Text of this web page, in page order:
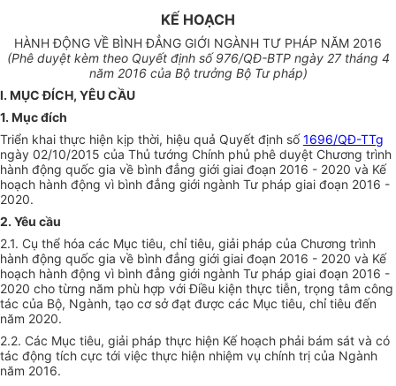
KẾ HOẠCH
HÀNH ĐỘNG VỀ BÌNH ĐẲNG GIỚI NGÀNH TƯ PHÁP NĂM 2016
(Phê duyệt kèm theo Quyết định số 976/QĐ-BTP ngày 27 tháng 4
năm 2016 của Bộ trưởng Bộ Tư pháp)
I. MỤC ĐÍCH, YÊU CẦU
1. Mục đích
Triển khai thực hiện kịp thời, hiệu quả Quyết định số1696/QĐ-TTg
ngày 02/10/2015 của Thủ tướng Chính phủ phê duyệt Chương trình
hành động quốc gia về bình đẳng giới giai đoạn 2016 - 2020 và Kế
hoạch hành động vì bình đẳng giới ngành Tư pháp giai đoạn 2016 -
2020.
2. Yêu cầu
2.1. Cụ thể hóa các Mục tiêu, chỉ tiêu, giải pháp của Chương trình
hành động quốc gia về bình đẳng giới giai đoạn 2016 - 2020 và Kế
hoạch hành động vì bình đẳng giới ngành Tư pháp giai đoạn 2016 -
2020 cho từng năm phù hợp với Điều kiện thực tiễn, trọng tâm công
tác của Bộ, Ngành, tạo cơ sở đạt được các Mục tiêu, chỉ tiêu đến
năm 2020.
2.2. Các Mục tiêu, giải pháp thực hiện Kế hoạch phải bám sát và có
tác động tích cực tới việc thực hiện nhiệm vụ chính trị của Ngành
năm 2016.